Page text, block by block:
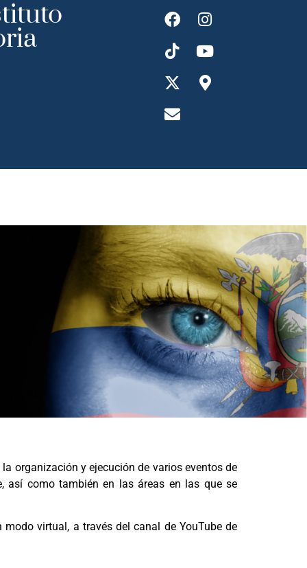
organización y ejecución de varios eventos de
así como también en las áreas en las que se
virtual, a través del canal de YouTube de